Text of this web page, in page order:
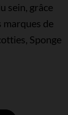
sein, grâce
marques de
Sponge